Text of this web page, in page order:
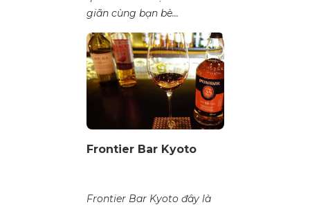
giãn cùng bạn bè...
Frontier Bar Kyoto
Frontier Bar Kyoto đây là